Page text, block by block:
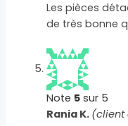
Les pièces
de très bonne
Note 5 sur 5
Rania K. (client